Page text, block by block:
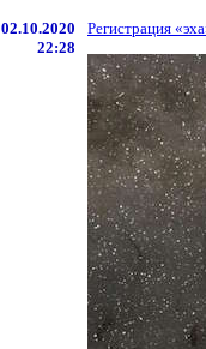
02.10.2020
22:28
Регистрация